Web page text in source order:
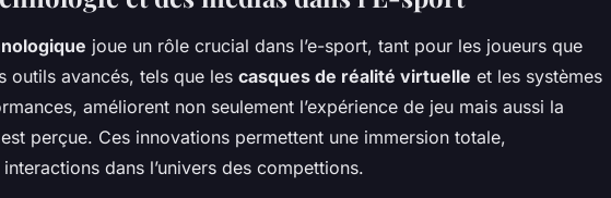
joue un rôle crucial dans l’e-sport, tant pour les joueurs que
outils avancés, tels que les casques de réalité virtuelle et les systèmes
améliorent non seulement l’expérience de jeu mais aussi la
perçue. Ces innovations permettent une immersion totale,
dans l’univers des compettions.